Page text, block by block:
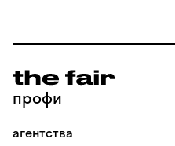
профи
агентства